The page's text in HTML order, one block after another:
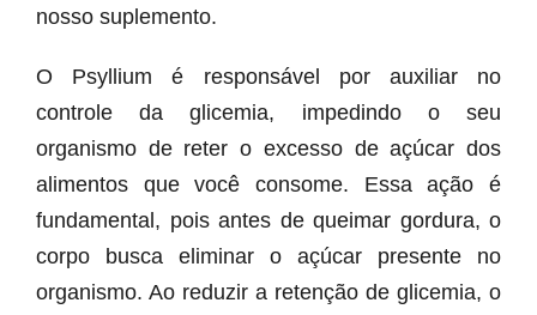
nosso suplemento.
O Psyllium é responsável por auxiliar no
controle da glicemia, impedindo o seu
organismo de reter o excesso de açúcar dos
alimentos que você consome. Essa ação é
fundamental, pois antes de queimar gordura, o
corpo busca eliminar o açúcar presente no
organismo. Ao reduzir a retenção de glicemia, o